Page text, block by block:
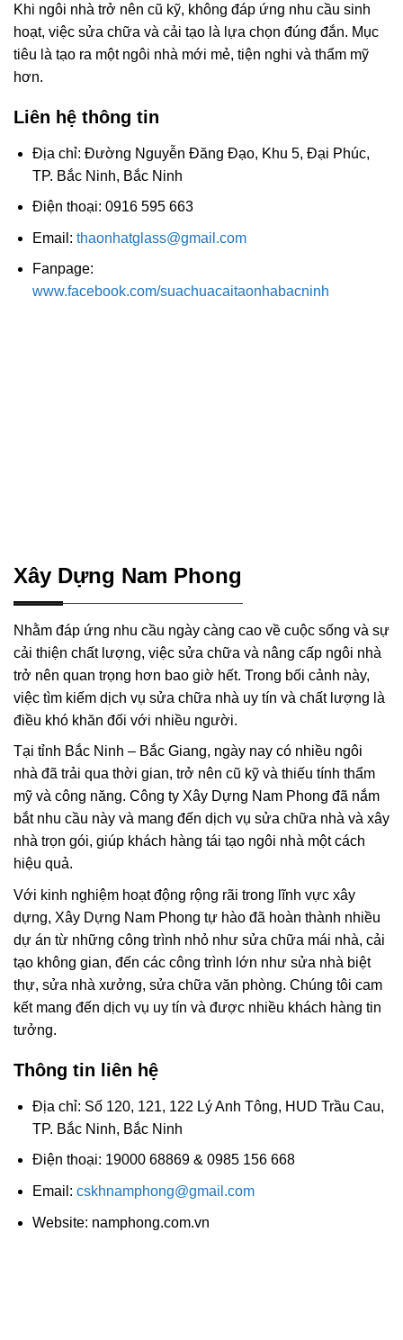
Khi ngôi nhà trở nên cũ kỹ, không đáp ứng nhu cầu sinh
hoạt, việc sửa chữa và cải tạo là lựa chọn đúng đắn. Mục
tiêu là tạo ra một ngôi nhà mới mẻ, tiện nghi và thẩm mỹ
hơn.
Liên hệ thông tin
Địa chỉ: Đường Nguyễn Đăng Đạo, Khu 5, Đại Phúc,
TP. Bắc Ninh, Bắc Ninh
Điện thoại: 0916 595 663
Email: thaonhatglass@gmail.com
Fanpage:
www.facebook.com/suachuacaitaonhabacninh
Xây Dựng Nam Phong
Nhằm đáp ứng nhu cầu ngày càng cao về cuộc sống và sự
cải thiện chất lượng, việc sửa chữa và nâng cấp ngôi nhà
trở nên quan trọng hơn bao giờ hết. Trong bối cảnh này,
việc tìm kiếm dịch vụ sửa chữa nhà uy tín và chất lượng là
điều khó khăn đối với nhiều người.
Tại tỉnh Bắc Ninh – Bắc Giang, ngày nay có nhiều ngôi
nhà đã trải qua thời gian, trở nên cũ kỹ và thiếu tính thẩm
mỹ và công năng. Công ty Xây Dựng Nam Phong đã nắm
bắt nhu cầu này và mang đến dịch vụ sửa chữa nhà và xây
nhà trọn gói, giúp khách hàng tái tạo ngôi nhà một cách
hiệu quả.
Với kinh nghiệm hoạt động rộng rãi trong lĩnh vực xây
dựng, Xây Dựng Nam Phong tự hào đã hoàn thành nhiều
dự án từ những công trình nhỏ như sửa chữa mái nhà, cải
tạo không gian, đến các công trình lớn như sửa nhà biệt
thự, sửa nhà xưởng, sửa chữa văn phòng. Chúng tôi cam
kết mang đến dịch vụ uy tín và được nhiều khách hàng tin
tưởng.
Thông tin liên hệ
Địa chỉ: Số 120, 121, 122 Lý Anh Tông, HUD Trầu Cau,
TP. Bắc Ninh, Bắc Ninh
Điện thoại: 19000 68869 & 0985 156 668
Email: cskhnamphong@gmail.com
Website: namphong.com.vn